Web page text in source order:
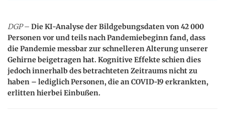
DGP– Die KI-Analyse der Bildgebungsdaten von 42 000
Personen vor und teils nach Pandemiebeginn fand, dass
die Pandemie messbar zur schnelleren Alterung unserer
Gehirne beigetragen hat. Kognitive Effekte schien dies
jedoch innerhalb des betrachteten Zeitraums nicht zu
haben – lediglich Personen, die an COVID-19 erkrankten,
erlitten hierbei Einbußen.